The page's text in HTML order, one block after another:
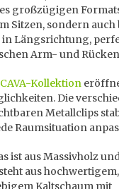
großzügigen
Sitzen, sondern auch
Längsrichtung,
Arm- und
CAVA-Kollektion
Die
Metallclips
Raumsituation
ist aus Massivholz
aus hochwertigem,
Kaltschaum mit